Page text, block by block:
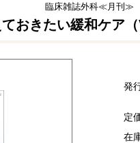
臨床雑誌外科≪月刊≫
おきたい緩和ケア
発
在
定